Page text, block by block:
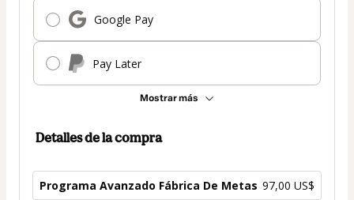
Google Pay
Pay Later
Mostrar más
Detalles de la compra
Programa Avanzado Fábrica De Metas 97,00 US$